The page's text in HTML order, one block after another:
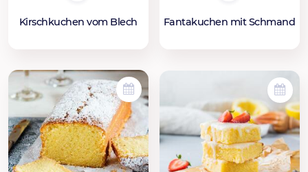
Kirschkuchen vom Blech Fantakuchen mit Schmand